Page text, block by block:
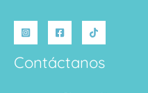
Contáctanos